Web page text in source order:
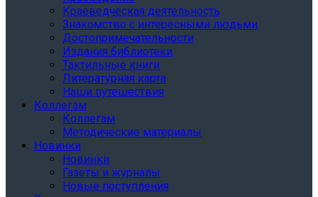
Краеведческая деятельность
Знакомство с интересными людьми
Достопримечательности
Издания библиотеки
Тактильные книги
Литературная карта
Наши путешествия
Коллегам
Коллегам
Методические материалы
Новинки
Новинки
Газеты и журналы
Новые поступления